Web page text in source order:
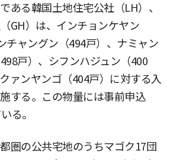
ある韓国土地住宅公社（LH）、
GH）は、インチョンケヤン
チャングン（494戸）、ナミャン
戸）、シフンハジュン（400
ァンヤンゴ（404戸）に対する入
する。この物量には事前申込
る。
圏の公共宅地のうちマゴク17団